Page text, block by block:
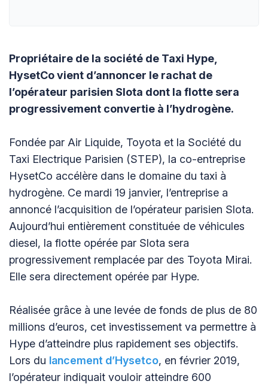
Propriétaire de la société de Taxi Hype,
HysetCo vient d’annoncer le rachat de
l’opérateur parisien Slota dont la flotte sera
progressivement convertie à l’hydrogène.
Fondée par Air Liquide, Toyota et la Société du
Taxi Electrique Parisien (STEP), la co-entreprise
HysetCo accélère dans le domaine du taxi à
hydrogène. Ce mardi 19 janvier, l’entreprise a
annoncé l’acquisition de l’opérateur parisien Slota.
Aujourd’hui entièrement constituée de véhicules
diesel, la flotte opérée par Slota sera
progressivement remplacée par des Toyota Mirai.
Elle sera directement opérée par Hype.
Réalisée grâce à une levée de fonds de plus de 80
millions d’euros, cet investissement va permettre à
Hype d’atteindre plus rapidement ses objectifs.
Lors du lancement d’Hysetco, en février 2019,
l’opérateur indiquait vouloir atteindre 600